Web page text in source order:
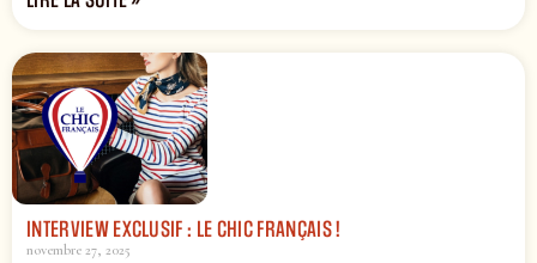
INTERVIEW EXCLUSIF : LE CHIC FRANÇAIS !
novembre 27, 2025